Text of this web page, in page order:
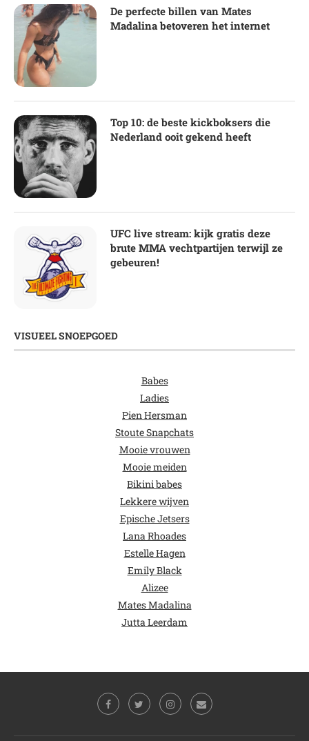
De perfecte billen van Mates
Madalina betoveren het internet
Top 10: de beste kickboksers die
Nederland ooit gekend heeft
UFC live stream: kijk gratis deze
brute MMA vechtpartijen terwijl ze
gebeuren!
VISUEEL SNOEPGOED
Babes
Ladies
Pien Hersman
Stoute Snapchats
Mooie vrouwen
Mooie meiden
Bikini babes
Lekkere wijven
Epische Jetsers
Lana Rhoades
Estelle Hagen
Emily Black
Alizee
Mates Madalina
Jutta Leerdam